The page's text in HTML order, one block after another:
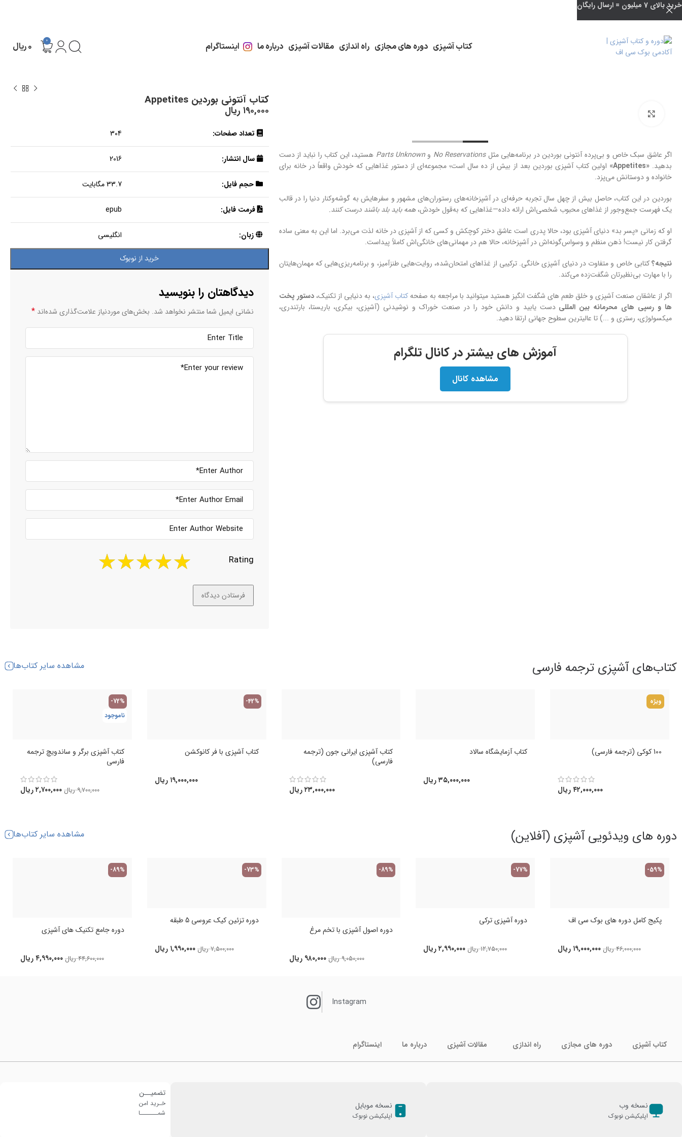
کتاب آشپزی دوره های مجازی راه اندازی مقالات آشپزی درباره ما اینستاگرام 0 ۰ریال
اگر عاشق سبک خاص و بی‌پرده آنتونی بوردین در برنامه‌هایی مثلNo Reservations و Parts Unknown هستید، این کتاب را نباید از دست
بدهید.«Appetites»
اولین کتاب آشپزی بوردین بعد از بیش از ده سال است؛ مجموعه‌ای از دستور غذاهایی که خودش واقعاً در خانه برای
خانواده و دوستانش می‌پزد.
بوردین در این کتاب، حاصل بیش از چهل سال تجربه حرفه‌ای در آشپزخانه‌های رستوران‌های مشهور و سفرهایش به گوشه‌وکنار دنیا را در قالب
یک فهرست جمع‌وجور از غذاهای محبوب شخصی‌اش ارائه داده—غذاهایی که به‌قول خودش،همه باید بلد باشند درست کنند.
او که زمانی «پسر بد» دنیای آشپزی بود، حالا پدری است عاشق دختر کوچکش و کسی که از آشپزی در خانه لذت می‌برد. اما این به معنی ساده
گرفتن کار نیست! ذهن منظم و وسواس‌گونه‌اش در آشپزخانه، حالا هم در مهمانی‌های خانگی‌اش کاملاً پیداست.
نتیجه؟کتابی خاص و متفاوت در دنیای آشپزی خانگی. ترکیبی از غذاهای امتحان‌شده، روایت‌هایی طنزآمیز، و برنامه‌ریزی‌هایی که مهمان‌هایتان
را با مهارت بی‌نظیرتان شگفت‌زده می‌کند.
اگر از عاشقان صنعت آشپزی و خلق طعم های شگفت انگیز هستید میتوانید با مراجعه به صفحهکتاب آشپزی، به دنیایی از تکنیک،دستور پخت
ها و رسپی های محرمانه بین المللی دست یابید و دانش خود را در صنعت خوراک و نوشیدنی (آشپزی، بیکری، باریستا، بارتندری،
میکسولوژی، رستری و ...) تا عالیترین سطوح جهانی ارتقا دهید.
آموزش های بیشتر در کانال تلگرام
مشاهده کانال
کتاب آنتونی بوردین Appetites
۱۹۰,۰۰۰ ریال
تعداد صفحات: 304
سال انتشار: 2016
حجم فایل: 33.7 مگابایت
فرمت فایل: epub
زبان: انگلیسی
خرید از نوبوک
دیدگاهتان را بنویسید
نشانی ایمیل شما منتشر نخواهد شد. بخش‌های موردنیاز علامت‌گذاری شده‌اند*
Rating
کتاب‌های آشپزی ترجمه فارسی مشاهده سایر کتاب‌ها
ویژه
100 کوکی (ترجمه فارسی)
۴۲,۰۰۰,۰۰۰ریال
کتاب آزمایشگاه سالاد
۳۵,۰۰۰,۰۰۰ ریال
کتاب آشپزی ایرانی جون (ترجمه
فارسی)
۲۳,۰۰۰,۰۰۰ریال
-42%
کتاب آشپزی با فر کانوکشن
۱۹,۰۰۰,۰۰۰ ریال
-72%
ناموجود
کتاب آشپزی برگر و ساندویچ ترجمه
فارسی
۹,۷۰۰,۰۰۰ ریال ۲,۷۰۰,۰۰۰ریال
دوره های ویدئویی آشپزی (آفلاین) مشاهده سایر کتاب‌ها
-59%
پکیج کامل دوره های بوک سی اف
۴۶,۰۰۰,۰۰۰ ریال ۱۹,۰۰۰,۰۰۰ ریال
-77%
دوره آشپزی ترکی
۱۲,۷۵۰,۰۰۰ ریال ۲,۹۹۰,۰۰۰ ریال
-89%
دوره اصول آشپزی با تخم مرغ
۹,۰۵۰,۰۰۰ ریال ۹۸۰,۰۰۰ ریال
-73%
دوره تزئین کیک عروسی 5 طبقه
۷,۵۰۰,۰۰۰ ریال ۱,۹۹۰,۰۰۰ ریال
-89%
دوره جامع تکنیک های آشپزی
۴۴,۶۰۰,۰۰۰ ریال ۴,۹۹۰,۰۰۰ریال
Instagram
کتاب آشپزی دوره های مجازی راه اندازی مقالات آشپزی درباره ما اینستاگرام
نسخه وب
اپلیکیشن نوبوک
نسخه موبایل
اپلیکیشن نوبوک
تضمیــن
خـرید امن
شمـــــــا
خرید بالای 7 میلیون = ارسال رایگان